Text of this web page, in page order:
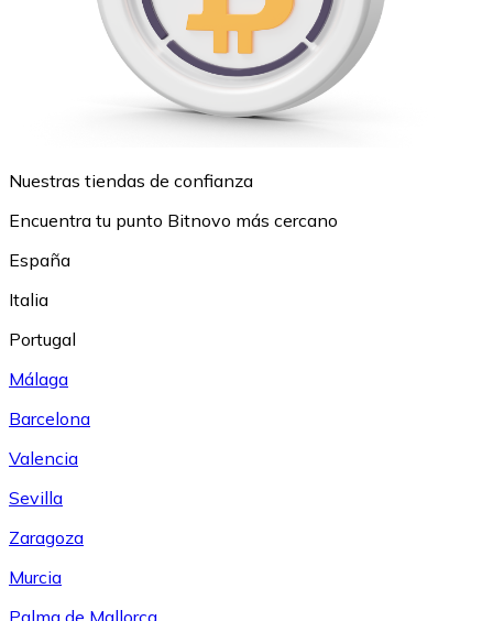
Nuestras tiendas de confianza
Encuentra tu punto Bitnovo más cercano
España
Italia
Portugal
Málaga
Barcelona
Valencia
Sevilla
Zaragoza
Murcia